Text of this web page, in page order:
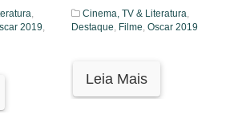
,
2019,
Cinema, TV & Literatura,
Destaque, Filme, Oscar 2019
Leia Mais